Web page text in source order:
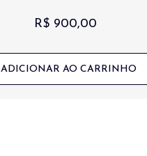
R$900,00
ADICIONAR AO CARRINHO